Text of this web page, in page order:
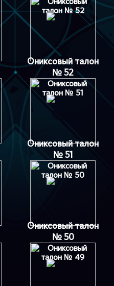
Ониксовый талон
№ 52
Ониксовый талон
№ 51
Ониксовый талон
№ 50